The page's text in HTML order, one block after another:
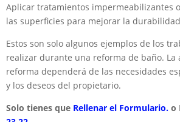
Aplicar tratamientos impermeabilizantes
las superficies para mejorar la
Estos son solo algunos ejemplos de los
realizar durante una reforma de baño. La
reforma dependerá de las necesidades
y los deseos del propietario.
Solo tienes que Rellenar el Formulario. o